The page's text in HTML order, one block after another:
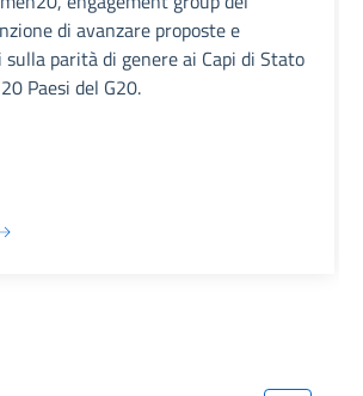
di avanzare proposte e
sulla parità di genere ai Capi di Stato
Paesi del G20.